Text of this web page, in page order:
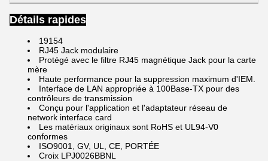
Détails rapides
19154
RJ45 Jack modulaire
Protégé avec le filtre RJ45 magnétique Jack pour la carte
mère
Haute performance pour la suppression maximum d'IEM.
Interface de LAN appropriée à 100Base-TX pour des
contrôleurs de transmission
Conçu pour l'application et l'adaptateur réseau de
network interface card
Les matériaux originaux sont RoHS et UL94-V0
conformes
ISO9001, GV, UL, CE, PORTÉE
Croix LPJ0026BBNL